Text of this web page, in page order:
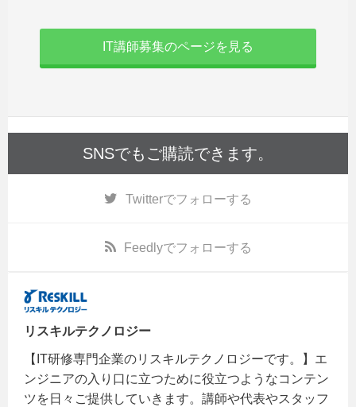
IT講師募集のページを見る
SNSでもご購読できます。
Twitterでフォローする
Feedlyでフォローする
リスキルテクノロジー
【IT研修専門企業のリスキルテクノロジーです。】エ
ンジニアの入り口に立つために役立つようなコンテン
ツを日々ご提供していきます。講師や代表やスタッフ